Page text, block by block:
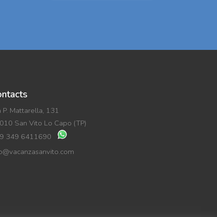
P. Mattarella, 131
San Vito Lo Capo (TP)
349 6411690